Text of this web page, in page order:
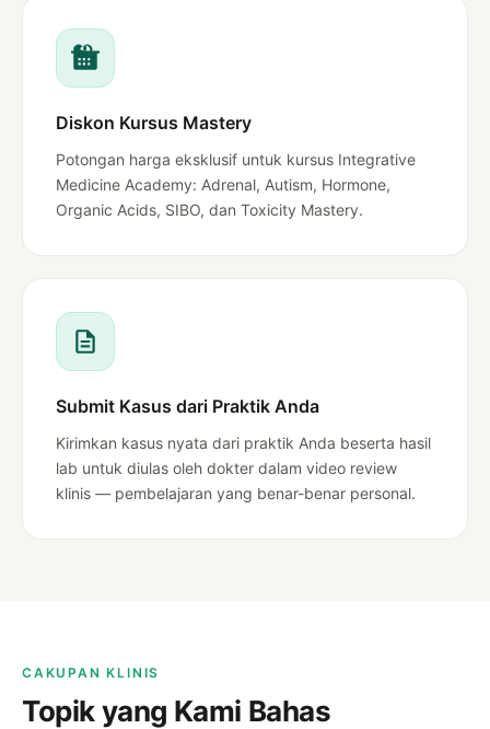
Diskon Kursus Mastery
Potongan harga eksklusif untuk kursus Integrative
Medicine Academy: Adrenal, Autism, Hormone,
Organic Acids, SIBO, dan Toxicity Mastery.
Submit Kasus dari Praktik Anda
Kirimkan kasus nyata dari praktik Anda beserta hasil
lab untuk diulas oleh dokter dalam video review
klinis — pembelajaran yang benar-benar personal.
CAKUPAN KLINIS
Topik yang Kami Bahas